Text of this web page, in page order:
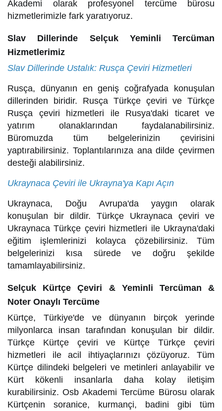
Akademi olarak profesyonel tercüme bürosu
hizmetlerimizle fark yaratıyoruz.
Slav Dillerinde Selçuk Yeminli Tercüman
Hizmetlerimiz
Slav Dillerinde Ustalık: Rusça Çeviri Hizmetleri
Rusça, dünyanın en geniş coğrafyada konuşulan
dillerinden biridir. Rusça Türkçe çeviri ve Türkçe
Rusça çeviri hizmetleri ile Rusya'daki ticaret ve
yatırım olanaklarından faydalanabilirsiniz.
Büromuzda tüm belgelerinizin çevirisini
yaptırabilirsiniz. Toplantılarınıza ana dilde çevirmen
desteği alabilirsiniz.
Ukraynaca Çeviri ile Ukrayna'ya Kapı Açın
Ukraynaca, Doğu Avrupa'da yaygın olarak
konuşulan bir dildir. Türkçe Ukraynaca çeviri ve
Ukraynaca Türkçe çeviri hizmetleri ile Ukrayna'daki
eğitim işlemlerinizi kolayca çözebilirsiniz. Tüm
belgelerinizi kısa sürede ve doğru şekilde
tamamlayabilirsiniz.
Selçuk Kürtçe Çeviri & Yeminli Tercüman &
Noter Onaylı Tercüme
Kürtçe, Türkiye'de ve dünyanın birçok yerinde
milyonlarca insan tarafından konuşulan bir dildir.
Türkçe Kürtçe çeviri ve Kürtçe Türkçe çeviri
hizmetleri ile acil ihtiyaçlarınızı çözüyoruz. Tüm
Kürtçe dilindeki belgeleri ve metinleri anlayabilir ve
Kürt kökenli insanlarla daha kolay iletişim
kurabilirsiniz. Osb Akademi Tercüme Bürosu olarak
Kürtçenin soranice, kurmançi, badini gibi tüm